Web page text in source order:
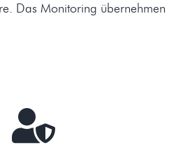
Das Monitoring übernehmen